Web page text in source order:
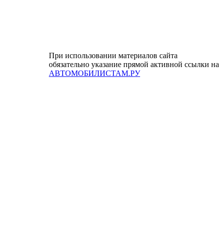
При использовании материалов сайта
обязательно указание прямой активной ссылки на
АВТОМОБИЛИСТАМ.РУ